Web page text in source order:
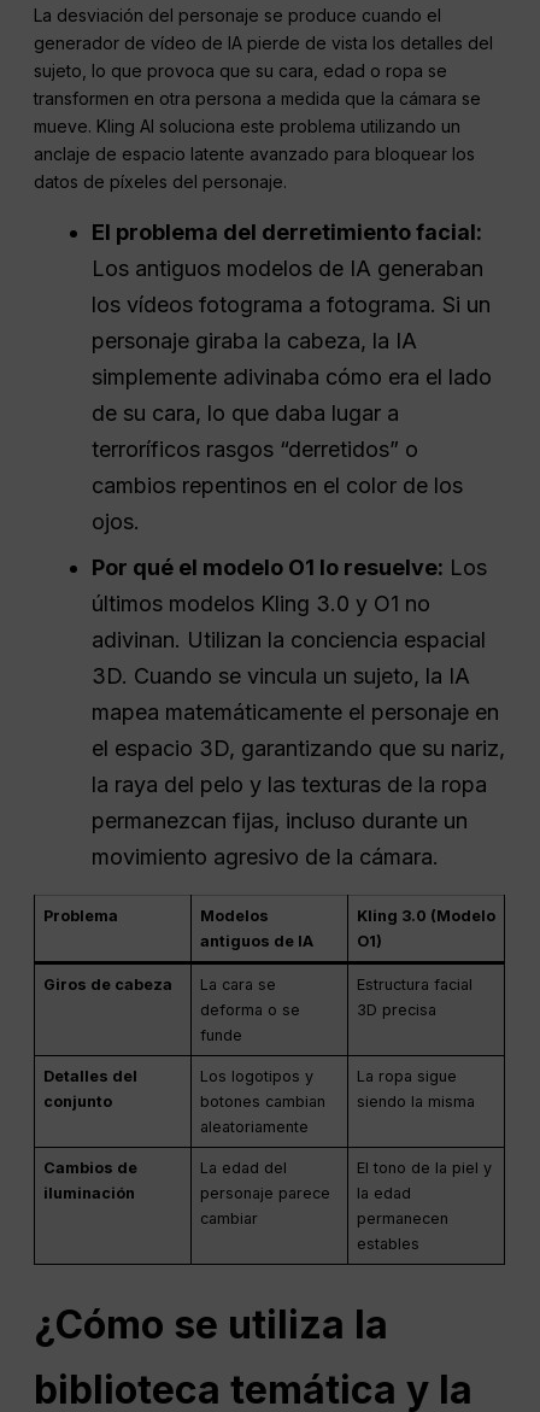
La desviación del personaje se produce cuando el
generador de vídeo de IA pierde de vista los detalles del
sujeto, lo que provoca que su cara, edad o ropa se
transformen en otra persona a medida que la cámara se
mueve. Kling AI soluciona este problema utilizando un
anclaje de espacio latente avanzado para bloquear los
datos de píxeles del personaje.
El problema del derretimiento facial:
Los antiguos modelos de IA generaban
los vídeos fotograma a fotograma. Si un
personaje giraba la cabeza, la IA
simplemente adivinaba cómo era el lado
de su cara, lo que daba lugar a
terroríficos rasgos “derretidos” o
cambios repentinos en el color de los
ojos.
Por qué el modelo O1 lo resuelve: Los
últimos modelos Kling 3.0 y O1 no
adivinan. Utilizan la conciencia espacial
3D. Cuando se vincula un sujeto, la IA
mapea matemáticamente el personaje en
el espacio 3D, garantizando que su nariz,
la raya del pelo y las texturas de la ropa
permanezcan fijas, incluso durante un
movimiento agresivo de la cámara.
Problema
Modelos
antiguos de IA
Kling 3.0 (Modelo
O1)
Giros de cabeza
La cara se
deforma o se
funde
Estructura facial
3D precisa
Detalles del
conjunto
Los logotipos y
botones cambian
aleatoriamente
La ropa sigue
siendo la misma
Cambios de
iluminación
La edad del
personaje parece
cambiar
El tono de la piel y
la edad
permanecen
estables
¿Cómo se utiliza la
biblioteca temática y la